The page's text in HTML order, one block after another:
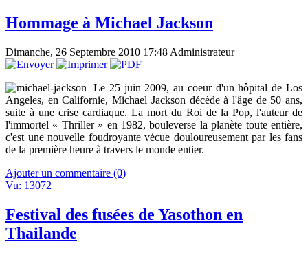
Hommage à Michael Jackson
Dimanche, 26 Septembre 2010 17:48 Administrateur
Le 25 juin 2009, au coeur d'un hôpital de Los
Angeles, en Californie, Michael Jackson décède à l'âge de 50 ans,
suite à une crise cardiaque. La mort du Roi de la Pop, l'auteur de
l'immortel « Thriller » en 1982, bouleverse la planète toute entière,
c'est une nouvelle foudroyante vécue douloureusement par les fans
de la première heure à travers le monde entier.
Ajouter un commentaire (0)
Vu: 13072
Festival des fusées de Yasothon en
Thailande